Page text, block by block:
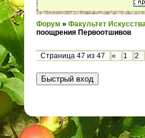
Форум » Факультет
поощрения Первоотшивов
Страница 47 из 47 « 1 2